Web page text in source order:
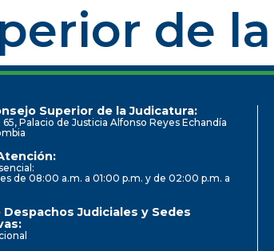
de
Superior de la Judicatura:
65, Palacio de Justicia Alfonso Reyes Echandía
de 08:00 a.m. a 01:00 p.m. y de 02:00 p.m. a
Despachos Judiciales y Sedes